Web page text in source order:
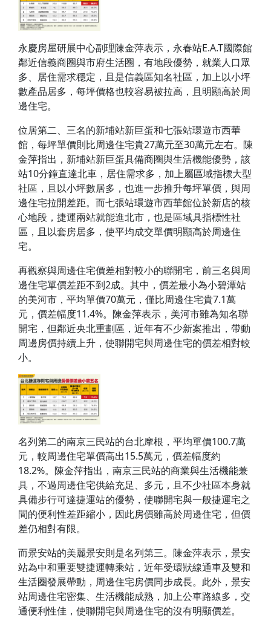
永慶房屋研展中心副理陳金萍表示，永春站E.A.T國際館
鄰近信義商圈與市府生活圈，有地段優勢，就業人口眾
多、居住需求穩定，且是信義區知名社區，加上以小坪
數產品居多，每坪價格也較容易被拉高，且明顯高於周
邊住宅。
位居第二、三名的新埔站新巨蛋和七張站環遊市西華
館，每坪單價則比周邊住宅貴27萬元至30萬元左右。陳
金萍指出，新埔站新巨蛋具備商圈與生活機能優勢，該
站10分鐘直達北車，居住需求多，加上屬區域指標大型
社區，且以小坪數居多，也進一步推升每坪單價，與周
邊住宅拉開差距。而七張站環遊市西華館位於新店的核
心地段，捷運兩站就能進北市，也是區域具指標性社
區，且以套房居多，使平均成交單價明顯高於周邊住
宅。
再觀察與周邊住宅價差相對較小的聯開宅，前三名與周
邊住宅單價差距不到2成。其中，價差最小為小碧潭站
的美河市，平均單價70萬元，僅比周邊住宅貴7.1萬
元，價差幅度11.4%。陳金萍表示，美河市雖為知名聯
開宅，但鄰近央北重劃區，近年有不少新案推出，帶動
周邊房價持續上升，使聯開宅與周邊住宅的價差相對較
小。
名列第二的南京三民站的台北摩根，平均單價100.7萬
元，較周邊住宅單價高出15.5萬元，價差幅度約
18.2%。陳金萍指出，南京三民站的商業與生活機能兼
具，不過周邊住宅供給充足、多元，且不少社區本身就
具備步行可達捷運站的優勢，使聯開宅與一般捷運宅之
間的便利性差距縮小，因此房價雖高於周邊住宅，但價
差仍相對有限。
而景安站的美麗景安則是名列第三。陳金萍表示，景安
站為中和重要雙捷運轉乘站，近年受環狀線通車及雙和
生活圈發展帶動，周邊住宅房價同步成長。此外，景安
站周邊住宅密集、生活機能成熟，加上公車路線多，交
通便利性佳，使聯開宅與周邊住宅的沒有明顯價差。